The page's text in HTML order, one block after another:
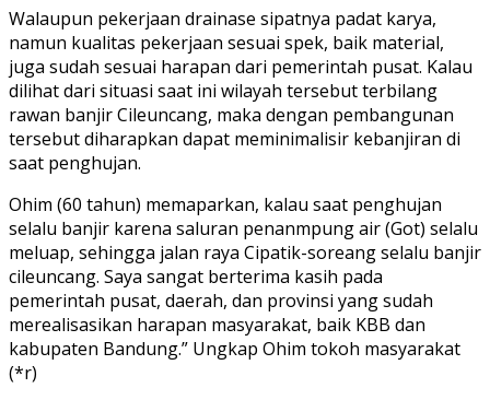
Walaupun pekerjaan drainase sipatnya padat karya,
namun kualitas pekerjaan sesuai spek, baik material,
juga sudah sesuai harapan dari pemerintah pusat. Kalau
dilihat dari situasi saat ini wilayah tersebut terbilang
rawan banjir Cileuncang, maka dengan pembangunan
tersebut diharapkan dapat meminimalisir kebanjiran di
saat penghujan.
Ohim (60 tahun) memaparkan, kalau saat penghujan
selalu banjir karena saluran penanmpung air (Got) selalu
meluap, sehingga jalan raya Cipatik-soreang selalu banjir
cileuncang. Saya sangat berterima kasih pada
pemerintah pusat, daerah, dan provinsi yang sudah
merealisasikan harapan masyarakat, baik KBB dan
kabupaten Bandung.” Ungkap Ohim tokoh masyarakat
(*r)